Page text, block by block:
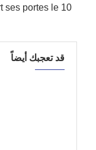
ses portes le 10
قد تعجبك أيضاً